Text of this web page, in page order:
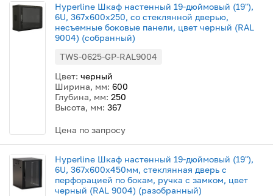
Hyperline Шкаф настенный 19-дюймовый (19"),
6U, 367х600х250, со стеклянной дверью,
несъемные боковые панели, цвет черный (RAL
9004) (собранный)
TWS-0625-GP-RAL9004
Цвет: черный
Ширина, мм: 600
Глубина, мм: 250
Высота, мм: 367
Цена по запросу
Hyperline Шкаф настенный 19-дюймовый (19"),
6U, 367x600х450мм, стеклянная дверь с
перфорацией по бокам, ручка с замком, цвет
черный (RAL 9004) (разобранный)